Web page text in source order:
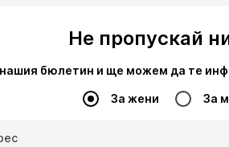
Не пропускай
бюлетин и ще можем да те
За жени За